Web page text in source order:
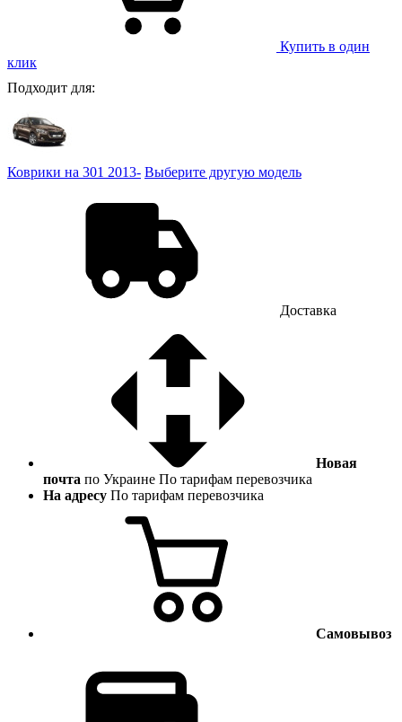
Купить в один
клик
Подходит для:
Коврики на 301 2013- Выберите другую модель
Доставка
Новая
почта по Украине По тарифам перевозчика
На адресу По тарифам перевозчика
Самовывоз